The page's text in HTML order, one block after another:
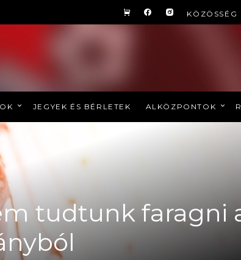
KÖZÖSSÉG
JEGYEK ÉS BÉRLETEK ALKÖZPONTOK
tudtunk faragni